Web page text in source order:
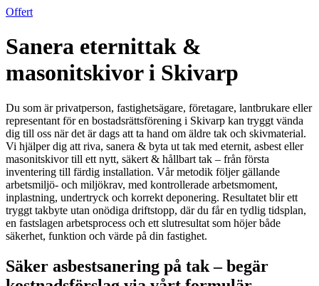
Offert
Sanera eternittak &
masonitskivor i Skivarp
Du som är privatperson, fastighetsägare, företagare, lantbrukare eller
representant för en bostadsrättsförening i Skivarp kan tryggt vända
dig till oss när det är dags att ta hand om äldre tak och skivmaterial.
Vi hjälper dig att riva, sanera & byta ut tak med eternit, asbest eller
masonitskivor till ett nytt, säkert & hållbart tak – från första
inventering till färdig installation. Vår metodik följer gällande
arbetsmiljö- och miljökrav, med kontrollerade arbetsmoment,
inplastning, undertryck och korrekt deponering. Resultatet blir ett
tryggt takbyte utan onödiga driftstopp, där du får en tydlig tidsplan,
en fastslagen arbetsprocess och ett slutresultat som höjer både
säkerhet, funktion och värde på din fastighet.
Säker asbestsanering på tak – begär